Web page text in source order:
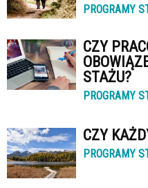
PROGRAMY
CZY
STAŻU?
PROGRAMY
CZY
PROGRAMY